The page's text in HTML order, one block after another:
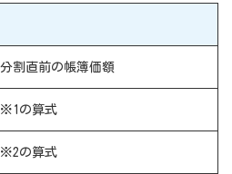
分割直前の帳簿価額
※1の算式
※2の算式